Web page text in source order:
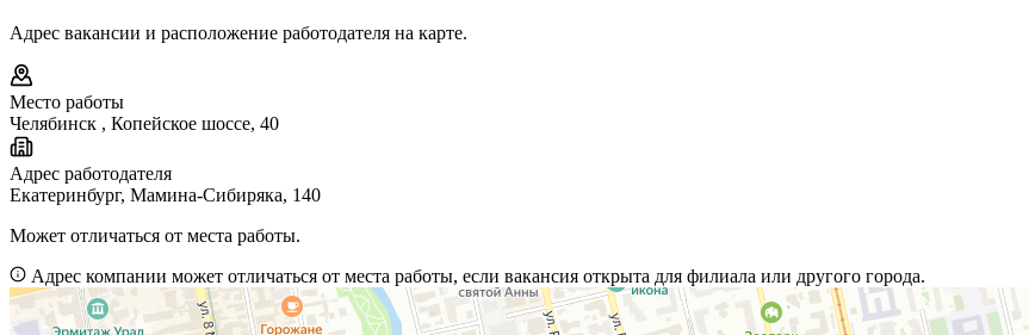
Адрес вакансии и расположение работодателя на карте.
Место работы
Челябинск , Копейское шоссе, 40
Адрес работодателя
Екатеринбург, Мамина-Сибиряка, 140
Может отличаться от места работы.
Адрес компании может отличаться от места работы, если вакансия открыта для филиала или другого города.